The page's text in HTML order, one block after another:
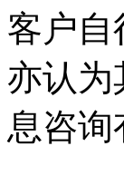
客户自
亦认为
息咨